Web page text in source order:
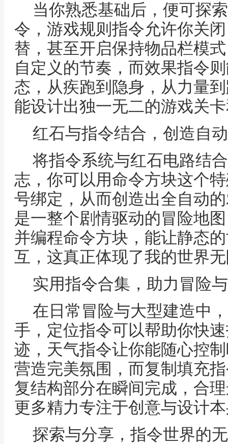
当你熟悉基础后，便可探
令，游戏规则指令允许你关
替，甚至开启保持物品栏模
自定义的节奏，而效果指令
态，从疾跑到隐身，从力量
能设计出独一无二的游戏关
红石与指令结合，创造自
将指令系统与红石电路结
志，你可以用命令方块这个
号绑定，从而创造出全自动
是一整个剧情驱动的冒险地
并编程命令方块，能让静态
互，这真正体现了我的世界
实用指令合集，助力冒险
在日常冒险与大型建造中
手，定位指令可以帮助你快
迹，天气指令让你能随心控
营造完美氛围，而复制填充
复结构部分在瞬间完成，合
更多精力专注于创意与设计
探索与分享，指令世界的